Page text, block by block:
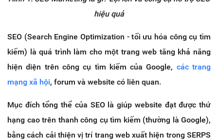
hiệu quả
SEO (Search Engine Optimization - tối ưu hóa công cụ tìm
kiếm) là quá trình làm cho một trang web tăng khả năng
hiện diện trên công cụ tìm kiếm của Google, các trang
mạng xã hội, forum và website có liên quan.
Mục đích tổng thể của SEO là giúp website đạt được thứ
hạng cao trên thanh công cụ tìm kiếm (thường là Google),
bằng cách cải thiện vị trí trang web xuất hiện trong SERPS